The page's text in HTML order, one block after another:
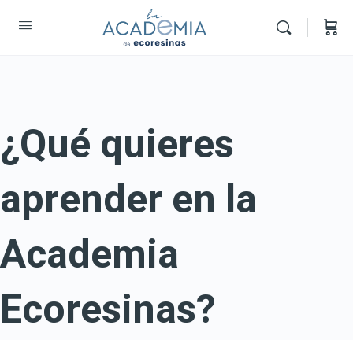
¿Qué quieres
aprender en la
Academia
Ecoresinas?